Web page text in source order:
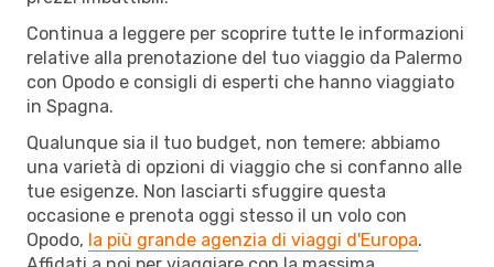
Continua a leggere per scoprire tutte le informazioni
relative alla prenotazione del tuo viaggio da Palermo
con Opodo e consigli di esperti che hanno viaggiato
in Spagna.
Qualunque sia il tuo budget, non temere: abbiamo
una varietà di opzioni di viaggio che si confanno alle
tue esigenze. Non lasciarti sfuggire questa
occasione e prenota oggi stesso il un volo con
Opodo, la più grande agenzia di viaggi d'Europa.